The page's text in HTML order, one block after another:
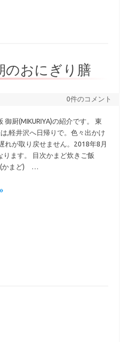
のおにぎり膳
0件のコメント
御厨(MIKURIYA)の紹介です。 東
,軽井沢へ日帰りで。色々出かけ
れが取り戻せません。2018年8月
ります。 目次かまど炊きご飯
(かまど) …